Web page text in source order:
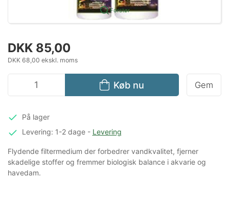
Forstør
DKK 85,00
DKK 68,00 ekskl. moms
Køb nu Gem
På lager
Levering: 1-2 dage- Levering
Flydende filtermedium der forbedrer vandkvalitet, fjerner
skadelige stoffer og fremmer biologisk balance i akvarie og
havedam.